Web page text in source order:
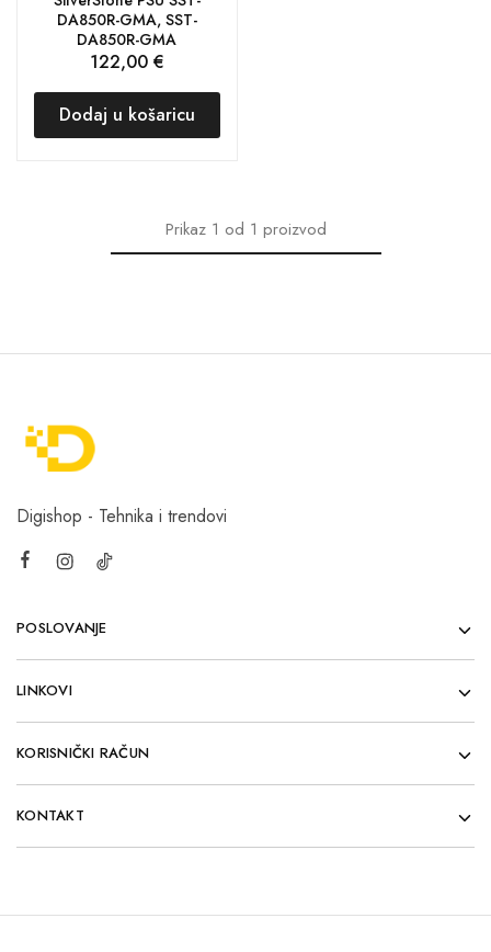
DA850R-GMA, SST-
DA850R-GMA
122,00 €
Dodaj u košaricu
Prikaz1 od 1 proizvod
Digishop - Tehnika i trendovi
POSLOVANJE
LINKOVI
KORISNIČKI RAČUN
KONTAKT